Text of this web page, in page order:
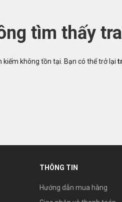
tìm thấy
kiếm không tồn tại. Bạn có thể trở lại
THÔNG TIN
Hướng dẫn mua hàng